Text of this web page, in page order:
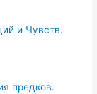
и Чувств.
предков.